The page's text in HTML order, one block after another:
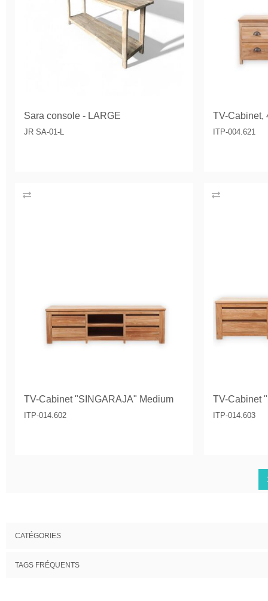
Sara console - LARGE
JR SA-01-L
TV-Cabinet,
ITP-004.621
TV-Cabinet "SINGARAJA" Medium
ITP-014.602
TV-Cabinet
ITP-014.603
CATÉGORIES
TAGS FRÉQUENTS